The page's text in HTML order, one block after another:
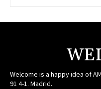
Welcome is a happy idea of
91 4-1. Madrid.